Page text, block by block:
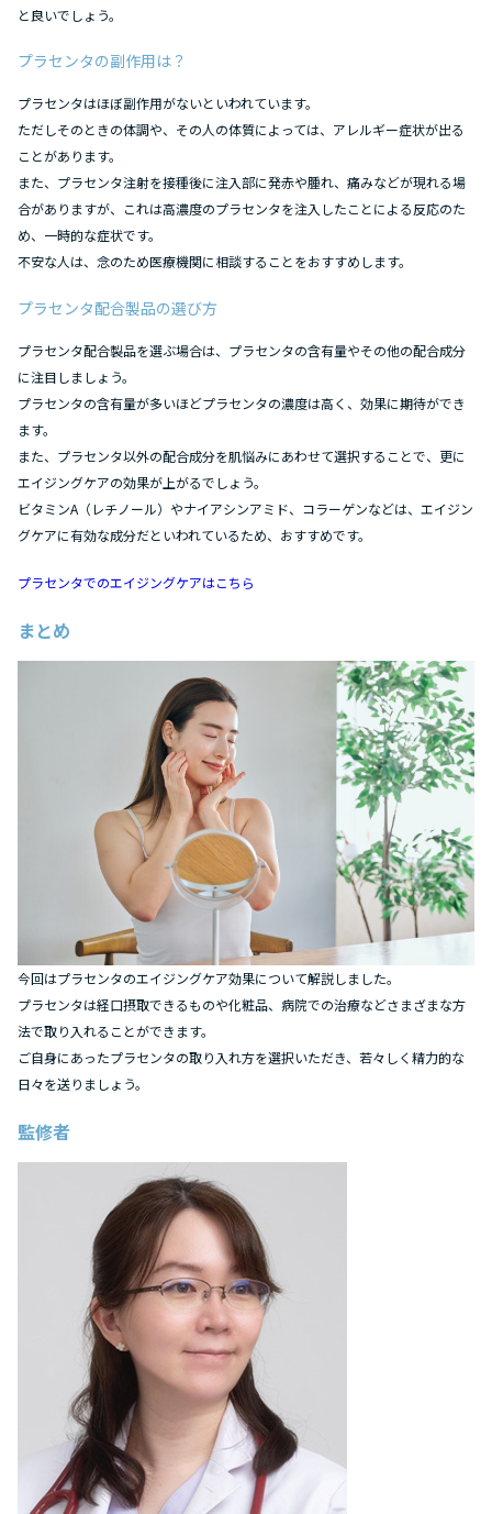
と良いでしょう。
プラセンタの副作用は？
プラセンタはほぼ副作用がないといわれています。
ただしそのときの体調や、その人の体質によっては、アレルギー症状が出る
ことがあります。
また、プラセンタ注射を接種後に注入部に発赤や腫れ、痛みなどが現れる場
合がありますが、これは高濃度のプラセンタを注入したことによる反応のた
め、一時的な症状です。
不安な人は、念のため医療機関に相談することをおすすめします。
プラセンタ配合製品の選び方
プラセンタ配合製品を選ぶ場合は、プラセンタの含有量やその他の配合成分
に注目しましょう。
プラセンタの含有量が多いほどプラセンタの濃度は高く、効果に期待ができ
ます。
また、プラセンタ以外の配合成分を肌悩みにあわせて選択することで、更に
エイジングケアの効果が上がるでしょう。
ビタミンA（レチノール）やナイアシンアミド、コラーゲンなどは、エイジン
グケアに有効な成分だといわれているため、おすすめです。
プラセンタでのエイジングケアはこちら
まとめ
今回はプラセンタのエイジングケア効果について解説しました。
プラセンタは経口摂取できるものや化粧品、病院での治療などさまざまな方
法で取り入れることができます。
ご自身にあったプラセンタの取り入れ方を選択いただき、若々しく精力的な
日々を送りましょう。
監修者